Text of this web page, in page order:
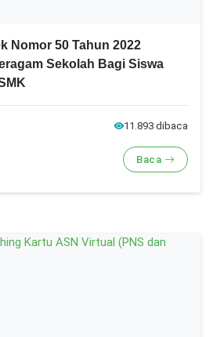
Nomor 50 Tahun 2022
Sekolah Bagi Siswa
11.893 dibaca
Baca